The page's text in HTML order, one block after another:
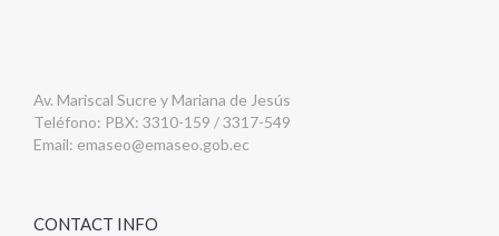
Av. Mariscal Sucre y Mariana de Jesús
Teléfono: PBX: 3310-159 / 3317-549
Email: emaseo@emaseo.gob.ec
CONTACT INFO